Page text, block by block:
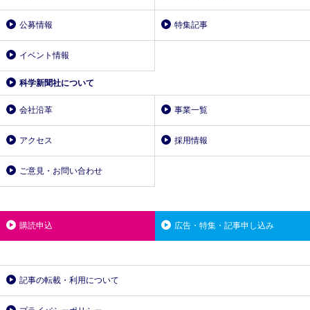
公募情報 特集記事
イベント情報
科学新聞社について
会社沿革 事業一覧
アクセス 採用情報
ご意見・お問い合わせ
購読申込 広告・特集・記事申し込み
記事の転載・利用について